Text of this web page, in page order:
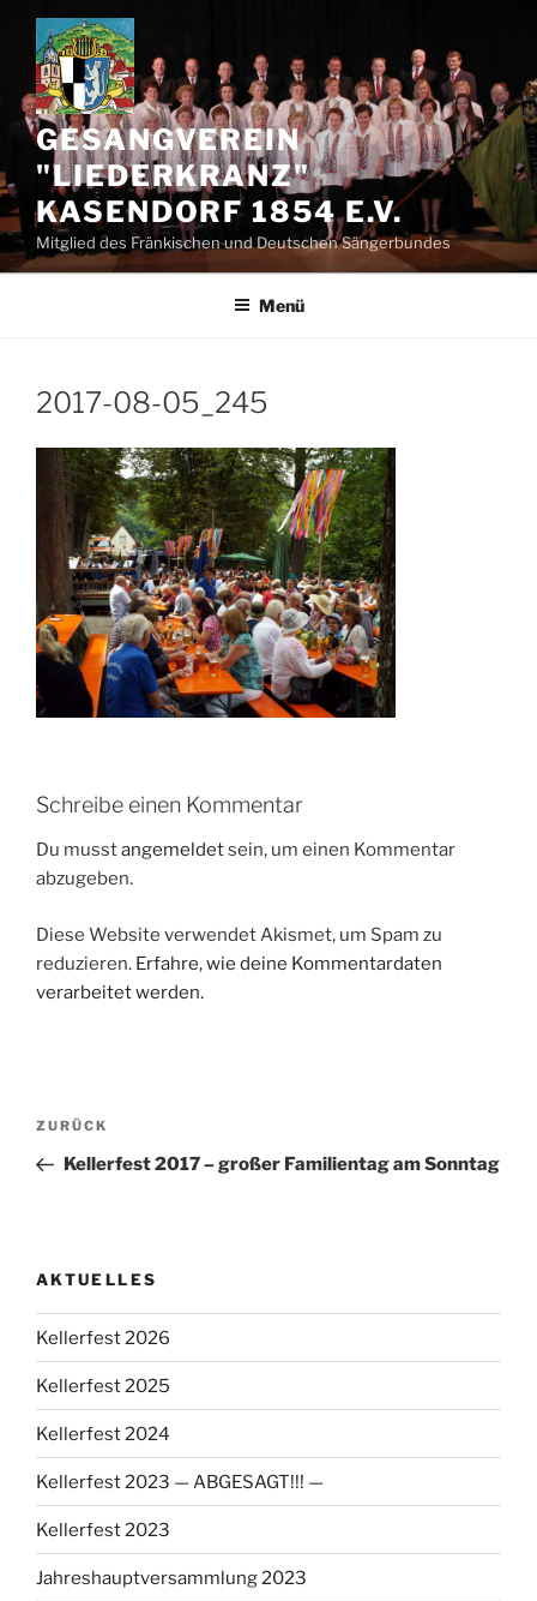
Zum
Inhalt
springen
GESANGVEREIN
"LIEDERKRANZ"
KASENDORF 1854 E.V.
Mitglied des Fränkischen und Deutschen Sängerbundes
Menü
2017-08-05_245
Schreibe einen Kommentar
Du musstangemeldetsein, um einen Kommentar
abzugeben.
Diese Website verwendet Akismet, um Spam zu
reduzieren. Erfahre, wie deine Kommentardaten
verarbeitet werden.
Beitragsnavigation
Vorheriger
Beitrag
ZURÜCK
Kellerfest 2017 – großer Familientag am Sonntag
AKTUELLES
Kellerfest 2026
Kellerfest 2025
Kellerfest 2024
Kellerfest 2023 — ABGESAGT!!! —
Kellerfest 2023
Jahreshauptversammlung 2023